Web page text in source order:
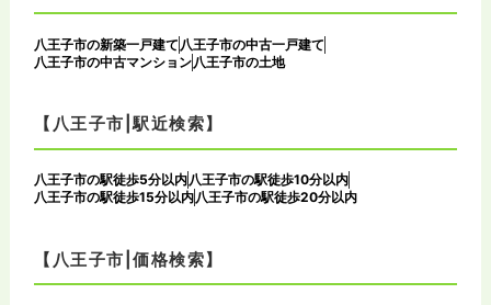
八王子市の新築一戸建て 八王子市の中古一戸建て
八王子市の中古マンション 八王子市の土地
【八王子市|駅近検索】
八王子市の駅徒歩5分以内八王子市の駅徒歩10分以内
八王子市の駅徒歩15分以内八王子市の駅徒歩20分以内
【八王子市|価格検索】